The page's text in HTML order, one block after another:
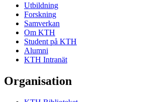
Utbildning
Forskning
Samverkan
Om KTH
Student på KTH
Alumni
KTH Intranät
Organisation